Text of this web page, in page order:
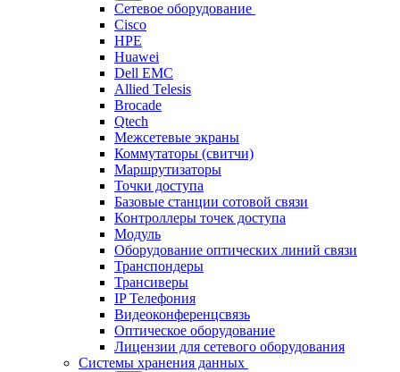
Сетевое оборудование
Cisco
HPE
Huawei
Dell EMC
Allied Telesis
Brocade
Qtech
Межсетевые экраны
Коммутаторы (свитчи)
Маршрутизаторы
Точки доступа
Базовые станции сотовой связи
Контроллеры точек доступа
Модуль
Оборудование оптических линий связи
Транспондеры
Трансиверы
IP Телефония
Видеоконференцсвязь
Оптическое оборудование
Лицензии для сетевого оборудования
Системы хранения данных